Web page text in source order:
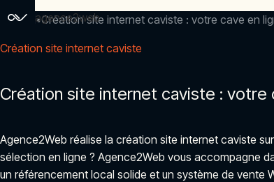
agence2web
Accueil Création site internet caviste : votre cave en
Création site internet caviste
Création site internet caviste : votre
Agence2Web réalise la création site internet caviste
sélection en ligne ? Agence2Web vous accompagne
un référencement local solide et un système de vente